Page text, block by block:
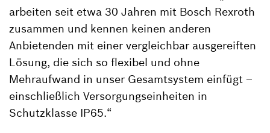
arbeiten seit etwa 30 Jahren mit Bosch Rexroth
zusammen und kennen keinen anderen
Anbietenden mit einer vergleichbar ausgereiften
Lösung, die sich so flexibel und ohne
Mehraufwand in unser Gesamtsystem einfügt –
einschließlich Versorgungseinheiten in
Schutzklasse IP65.“